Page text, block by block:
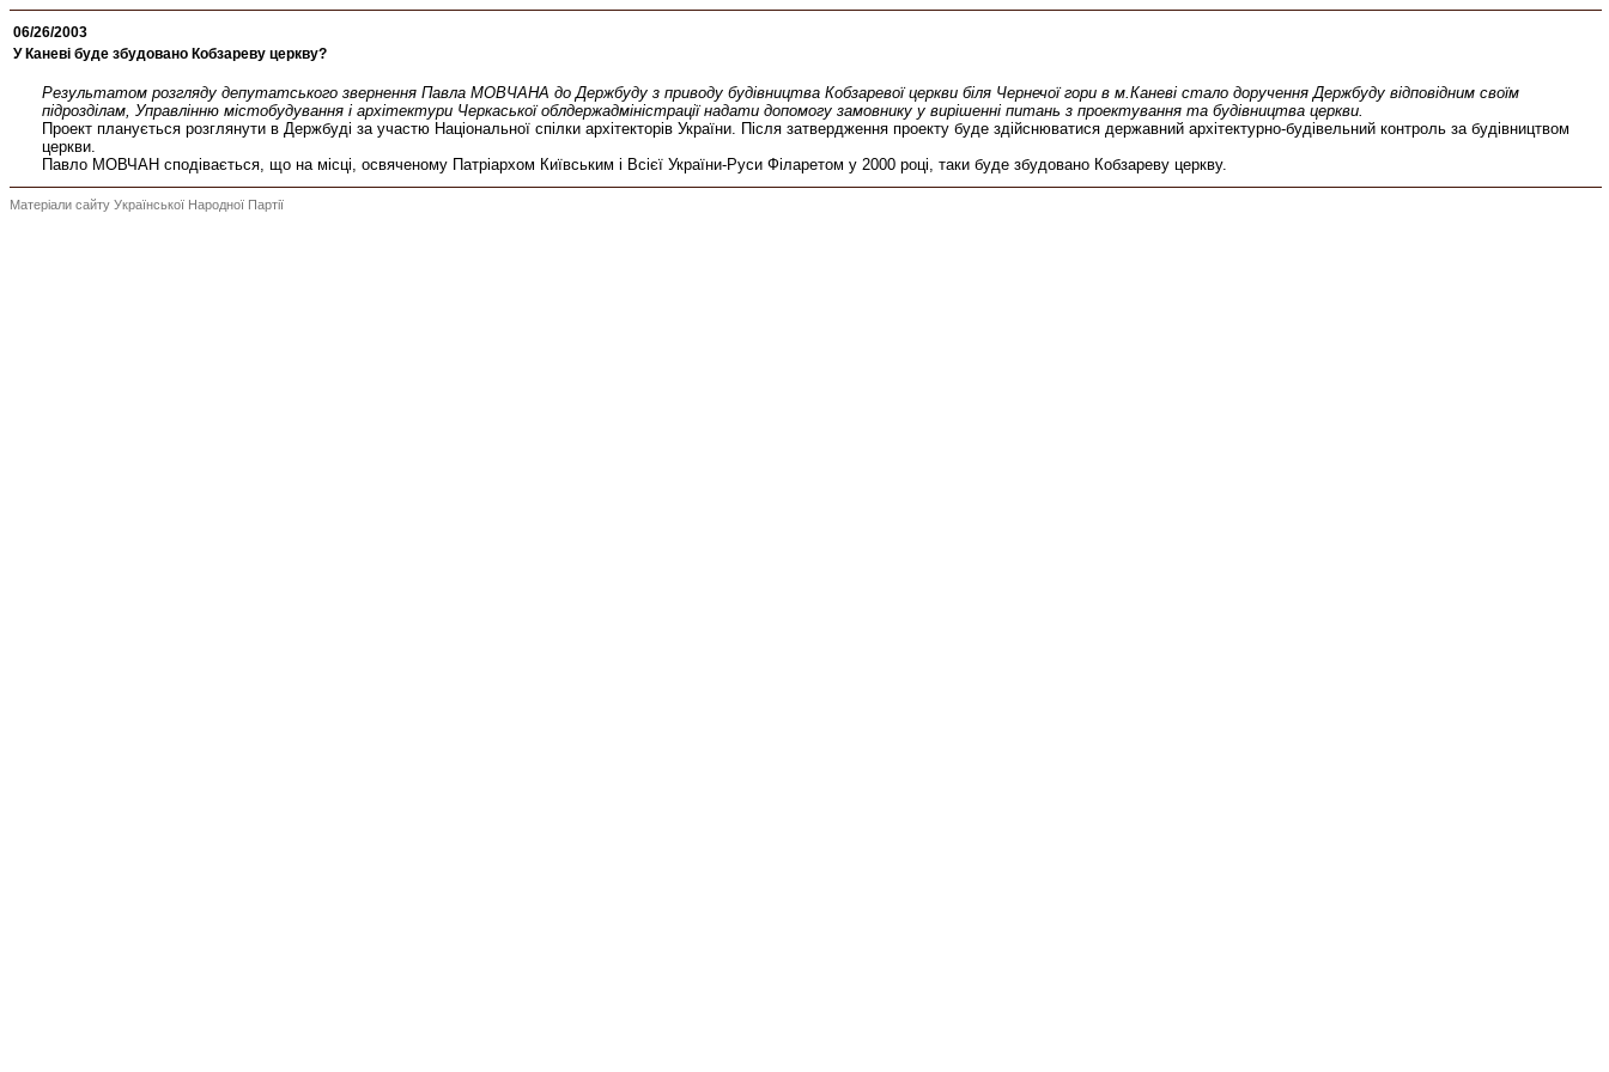
06/26/2003
У Каневі буде збудовано Кобзареву церкву?
Результатом розгляду депутатського звернення Павла МОВЧАНА до Держбуду з приводу будівництва Кобзаревої церкви біля Чернечої гори в м.Каневі стало доручення Держбуду відповідним своїм
підрозділам, Управлінню містобудування і архітектури Черкаської облдержадміністрації надати допомогу замовнику у вирішенні питань з проектування та будівництва церкви.
Проект планується розглянути в Держбуді за участю Національної спілки архітекторів України. Після затвердження проекту буде здійснюватися державний архітектурно-будівельний контроль за будівництвом
церкви.
Павло МОВЧАН сподівається, що на місці, освяченому Патріархом Київським і Всієї України-Руси Філаретом у 2000 році, таки буде збудовано Кобзареву церкву.
Матеріали сайту Української Народної Партії